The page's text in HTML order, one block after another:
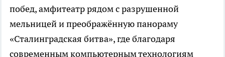
побед, амфитеатр рядом с разрушенной
мельницей и преображённую панораму
«Сталинградская битва», где благодаря
современным компьютерным технологиям